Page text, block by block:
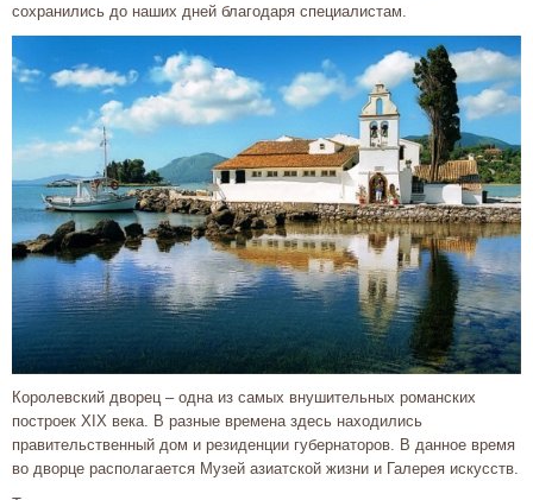
сохранились до наших дней благодаря специалистам.
Королевский дворец – одна из самых внушительных романских
построек XIX века. В разные времена здесь находились
правительственный дом и резиденции губернаторов. В данное время
во дворце располагается Музей азиатской жизни и Галерея искусств.